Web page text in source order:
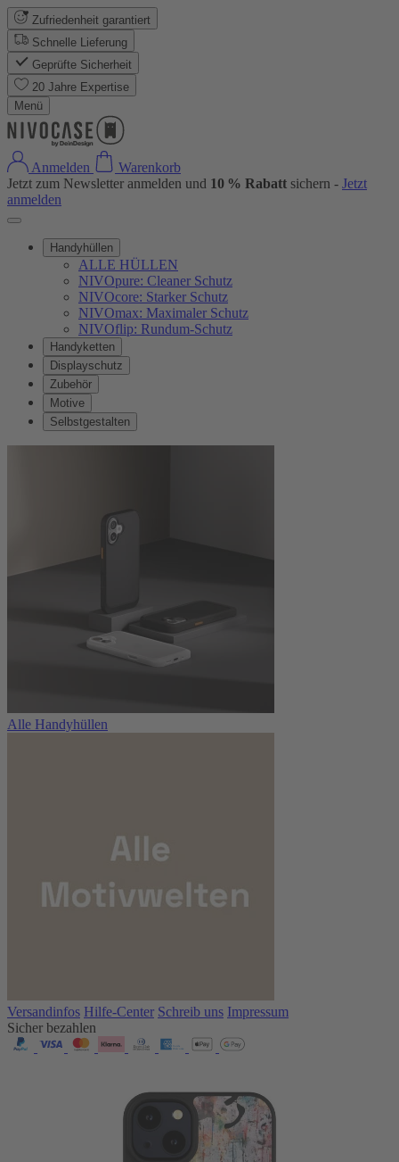
Zufriedenheit garantiert
Schnelle Lieferung
Geprüfte Sicherheit
20 Jahre Expertise
Menü
Anmelden
Warenkorb
Jetzt zum Newsletter anmelden und 10 % Rabatt sichern - Jetzt
anmelden
Handyhüllen
ALLE HÜLLEN
NIVOpure: Cleaner Schutz
NIVOcore: Starker Schutz
NIVOmax: Maximaler Schutz
NIVOflip: Rundum-Schutz
Handyketten
Displayschutz
Zubehör
Motive
Selbstgestalten
Alle Handyhüllen
Versandinfos Hilfe-Center Schreib uns Impressum
Sicher bezahlen